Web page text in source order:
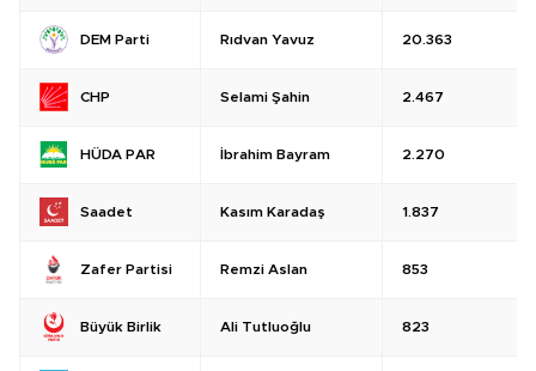
DEM Parti Rıdvan Yavuz 20.363
CHP Selami Şahin 2.467
HÜDA PAR İbrahim Bayram 2.270
Saadet Kasım Karadaş 1.837
Zafer Partisi Remzi Aslan 853
Büyük Birlik Ali Tutluoğlu 823